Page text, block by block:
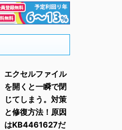
エクセルファイル
を開くと一瞬で閉
じてしまう。対策
と修復方法！原因
はKB4461627だ